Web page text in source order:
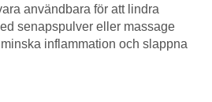
användbara för att lindra
senapspulver eller massage
inflammation och slappna